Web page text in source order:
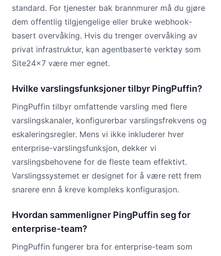
standard. For tjenester bak brannmurer må du gjøre
dem offentlig tilgjengelige eller bruke webhook-
basert overvåking. Hvis du trenger overvåking av
privat infrastruktur, kan agentbaserte verktøy som
Site24x7 være mer egnet.
Hvilke varslingsfunksjoner tilbyr PingPuffin?
PingPuffin tilbyr omfattende varsling med flere
varslingskanaler, konfigurerbar varslingsfrekvens og
eskaleringsregler. Mens vi ikke inkluderer hver
enterprise-varslingsfunksjon, dekker vi
varslingsbehovene for de fleste team effektivt.
Varslingssystemet er designet for å være rett frem
snarere enn å kreve kompleks konfigurasjon.
Hvordan sammenligner PingPuffin seg for
enterprise-team?
PingPuffin fungerer bra for enterprise-team som